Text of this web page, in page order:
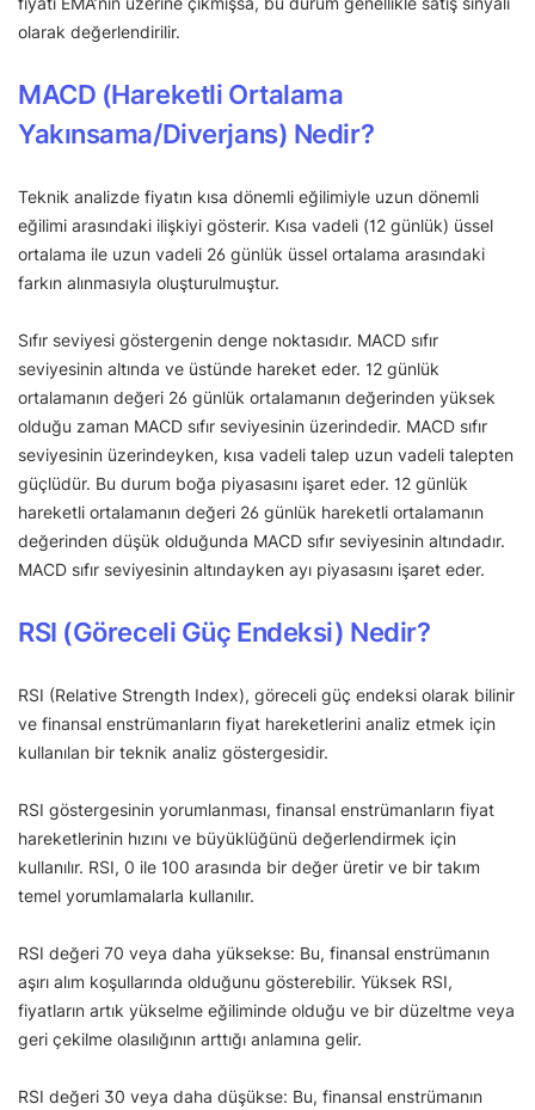
olarak değerlendirilir.
MACD (Hareketli Ortalama
Yakınsama/Diverjans) Nedir?
Teknik analizde fiyatın kısa dönemli eğilimiyle uzun dönemli
eğilimi arasındaki ilişkiyi gösterir. Kısa vadeli (12 günlük) üssel
ortalama ile uzun vadeli 26 günlük üssel ortalama arasındaki
farkın alınmasıyla oluşturulmuştur.
Sıfır seviyesi göstergenin denge noktasıdır. MACD sıfır
seviyesinin altında ve üstünde hareket eder. 12 günlük
ortalamanın değeri 26 günlük ortalamanın değerinden yüksek
olduğu zaman MACD sıfır seviyesinin üzerindedir. MACD sıfır
seviyesinin üzerindeyken, kısa vadeli talep uzun vadeli talepten
güçlüdür. Bu durum boğa piyasasını işaret eder. 12 günlük
hareketli ortalamanın değeri 26 günlük hareketli ortalamanın
değerinden düşük olduğunda MACD sıfır seviyesinin altındadır.
MACD sıfır seviyesinin altındayken ayı piyasasını işaret eder.
RSI (Göreceli Güç Endeksi) Nedir?
RSI (Relative Strength Index), göreceli güç endeksi olarak bilinir
ve finansal enstrümanların fiyat hareketlerini analiz etmek için
kullanılan bir teknik analiz göstergesidir.
RSI göstergesinin yorumlanması, finansal enstrümanların fiyat
hareketlerinin hızını ve büyüklüğünü değerlendirmek için
kullanılır. RSI, 0 ile 100 arasında bir değer üretir ve bir takım
temel yorumlamalarla kullanılır.
RSI değeri 70 veya daha yüksekse: Bu, finansal enstrümanın
aşırı alım koşullarında olduğunu gösterebilir. Yüksek RSI,
fiyatların artık yükselme eğiliminde olduğu ve bir düzeltme veya
geri çekilme olasılığının arttığı anlamına gelir.
RSI değeri 30 veya daha düşükse: Bu, finansal enstrümanın